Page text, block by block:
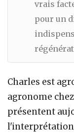
vrais
pour un
Charles est
agronome
présentent
l'interprétation